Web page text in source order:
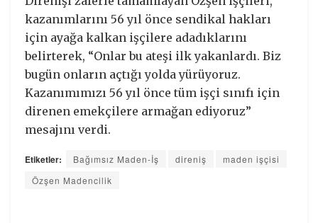
kazanımlarını 56 yıl önce sendikal hakları
için ayağa kalkan işçilere adadıklarını
belirterek, “Onlar bu ateşi ilk yakanlardı. Biz
bugün onların açtığı yolda yürüyoruz.
Kazanımımızı 56 yıl önce tüm işçi sınıfı için
direnen emekçilere armağan ediyoruz”
mesajını verdi.
Etiketler: Bağımsız Maden-İş direniş
maden işçisi
Özşen Madencilik